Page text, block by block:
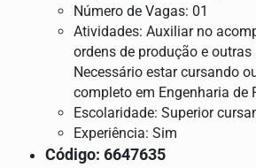
Número de Vagas: 01
Atividades: Auxiliar no
ordens de produção e
Necessário estar cursando
completo em Engenharia de
Escolaridade: Superior
Experiência: Sim
Código: 6647635